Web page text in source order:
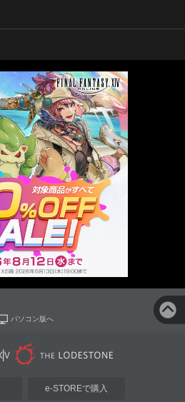
パソコン版へ
e-STOREで購入